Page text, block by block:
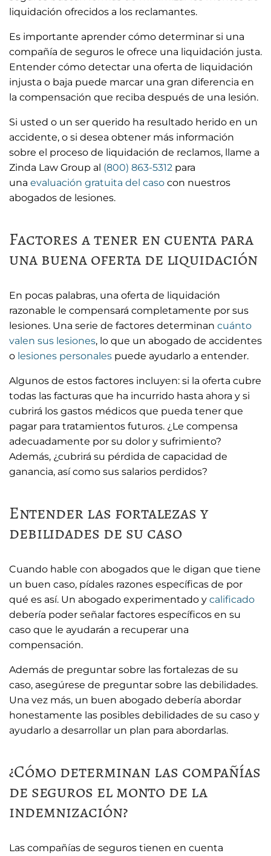
liquidación ofrecidos a los reclamantes.
Es importante aprender cómo determinar si una
compañía de seguros le ofrece una liquidación justa.
Entender cómo detectar una oferta de liquidación
injusta o baja puede marcar una gran diferencia en
la compensación que reciba después de una lesión.
Si usted o un ser querido ha resultado herido en un
accidente, o si desea obtener más información
sobre el proceso de liquidación de reclamos, llame a
Zinda Law Group al (800) 863-5312 para
una evaluación gratuita del caso con nuestros
abogados de lesiones.
Factores a tener en cuenta para
una buena oferta de liquidación
En pocas palabras, una oferta de liquidación
razonable le compensará completamente por sus
lesiones. Una serie de factores determinan cuánto
valen sus lesiones, lo que un abogado de accidentes
o lesiones personales puede ayudarlo a entender.
Algunos de estos factores incluyen: si la oferta cubre
todas las facturas que ha incurrido hasta ahora y si
cubrirá los gastos médicos que pueda tener que
pagar para tratamientos futuros. ¿Le compensa
adecuadamente por su dolor y sufrimiento?
Además, ¿cubrirá su pérdida de capacidad de
ganancia, así como sus salarios perdidos?
Entender las fortalezas y
debilidades de su caso
Cuando hable con abogados que le digan que tiene
un buen caso, pídales razones específicas de por
qué es así. Un abogado experimentado y calificado
debería poder señalar factores específicos en su
caso que le ayudarán a recuperar una
compensación.
Además de preguntar sobre las fortalezas de su
caso, asegúrese de preguntar sobre las debilidades.
Una vez más, un buen abogado debería abordar
honestamente las posibles debilidades de su caso y
ayudarlo a desarrollar un plan para abordarlas.
¿Cómo determinan las compañías
de seguros el monto de la
indemnización?
Las compañías de seguros tienen en cuenta